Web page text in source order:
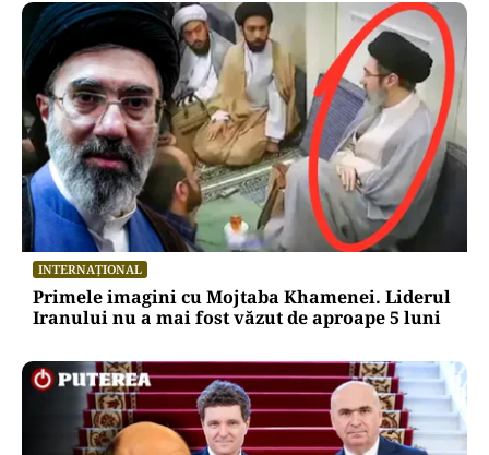
INTERNAȚIONAL
Primele imagini cu Mojtaba Khamenei. Liderul
Iranului nu a mai fost văzut de aproape 5 luni